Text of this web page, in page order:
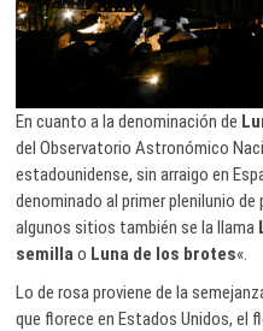
En cuanto a la denominación de
del Observatorio Astronómico
estadounidense, sin arraigo en
denominado al primer plenilunio de
algunos sitios también se la llama
semillao Luna de los brotes«.
Lo de rosa proviene de la
que florece en Estados Unidos, el